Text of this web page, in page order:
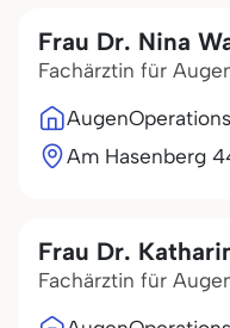
Frau Dr. Nina
Fachärztin für
Am Hasenberg
Frau Dr.
Fachärztin für